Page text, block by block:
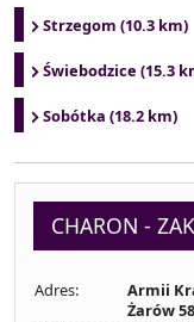
Strzegom (10.3 km)
Świebodzice (15.3
Sobótka (18.2 km)
CHARON -
Adres:
Armii
Żarów